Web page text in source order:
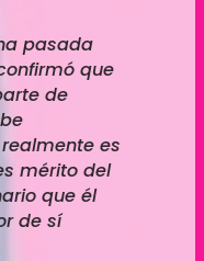
pasada
que
de
es
mérito del
que él
de sí